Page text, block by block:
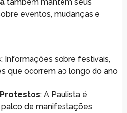
também mantém seus
eventos, mudanças e
: Informações sobre festivais,
que ocorrem ao longo do ano
: A Paulista é
de manifestações